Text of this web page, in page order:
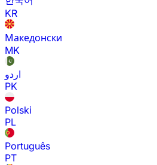
KR
Македонски
MK
اردو
PK
Polski
PL
Português
PT